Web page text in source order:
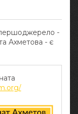
першоджерело -
Ахметова - є